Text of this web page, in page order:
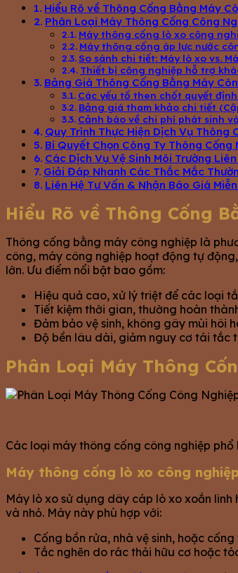
Hiểu Rõ về Thông Cống Bằng Máy
Phân Loại Máy Thông Cống Công
Máy thông cống lò xo công
Máy thông cống áp lực nước
So sánh chi tiết: Máy lò xo vs.
Thiết bị công nghiệp hỗ trợ
Bảng Giá Thông Cống Bằng Máy
Các yếu tố then chốt quyết
Bảng giá tham khảo chi tiết
Cảnh báo về chi phí phát sinh
Quy Trình Thực Hiện Dịch Vụ Thông
Bí Quyết Chọn Công Ty Thông Cống
Các Dịch Vụ Vệ Sinh Môi Trường
Giải Đáp Nhanh Các Thắc Mắc
Liên Hệ Tư Vấn & Nhận Báo Giá
Hiểu Rõ về Thông Cống
Thông cống bằng máy công nghiệp là
công, máy công nghiệp hoạt động tự
lớn. Ưu điểm nổi bật bao gồm:
Hiệu quả cao, xử lý triệt để các loại
Tiết kiệm thời gian, thường hoàn
Đảm bảo vệ sinh, không gây mùi hôi
Độ bền lâu dài, giảm nguy cơ tái tắc
Phân Loại Máy Thông
Các loại máy thông cống công nghiệp
Máy thông cống lò xo công nghiệp
Máy lò xo sử dụng dây cáp lò xo xoắn
và nhỏ. Máy này phù hợp với:
Cống bồn rửa, nhà vệ sinh, hoặc
Tắc nghẽn do rác thải hữu cơ hoặc